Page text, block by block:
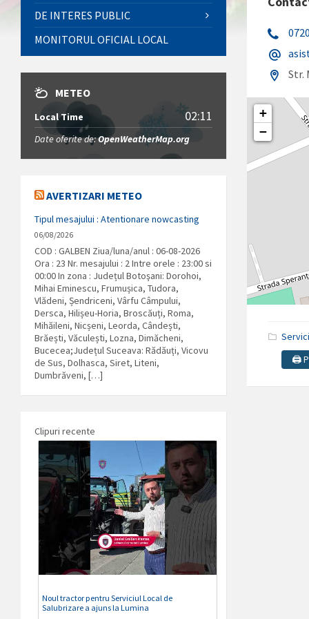
Str.
+
−
🖨️
DE INTERES PUBLIC
MONITORUL OFICIAL LOCAL
METEO
Local Time 02:11
Date oferite de:OpenWeatherMap.org
AVERTIZARI METEO
Tipul mesajului : Atentionare nowcasting
06/08/2026
COD : GALBEN Ziua/luna/anul : 06-08-2026
Ora : 23 Nr. mesajului : 2 Intre orele : 23:00 si
00:00 In zona : Județul Botoşani: Dorohoi,
Mihai Eminescu, Frumușica, Tudora,
Vlădeni, Șendriceni, Vârfu Câmpului,
Dersca, Hilișeu-Horia, Broscăuți, Roma,
Mihăileni, Nicșeni, Leorda, Cândești,
Brăești, Văculești, Lozna, Dimăcheni,
Bucecea;Județul Suceava: Rădăuți, Vicovu
de Sus, Dolhasca, Siret, Liteni,
Dumbrăveni, […]
Clipuri recente
Noul tractor pentru Serviciul Local de
Salubrizare a ajuns la Lumina